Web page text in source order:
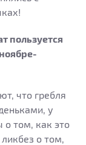
пользуется
что гребля
у
о том, как это
о том,